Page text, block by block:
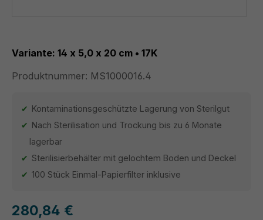
Variante: 14 x 5,0 x 20 cm • 17K
Produktnummer: MS1000016.4
Kontaminationsgeschützte Lagerung von Sterilgut
Nach Sterilisation und Trockung bis zu 6 Monate
lagerbar
Sterilisierbehälter mit gelochtem Boden und Deckel
100 Stück Einmal-Papierfilter inklusive
280,84 €